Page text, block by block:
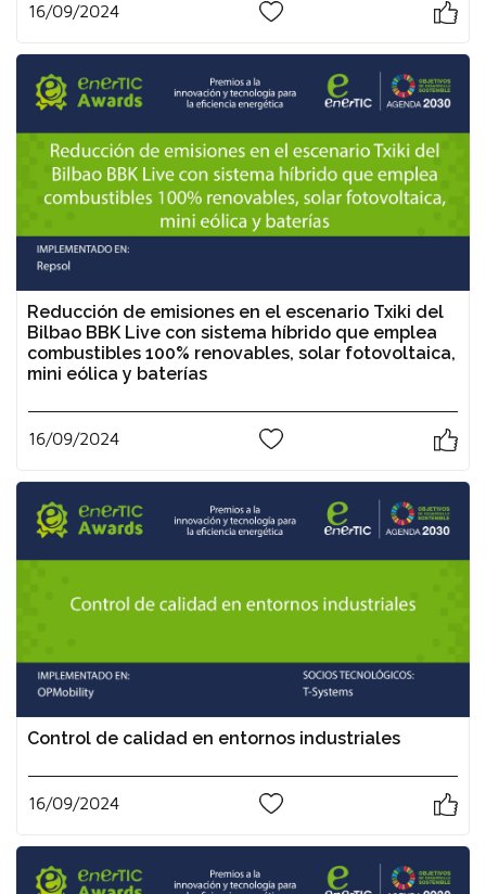
16/09/2024
Reducción de emisiones en el escenario Txiki del
Bilbao BBK Live con sistema híbrido que emplea
combustibles 100% renovables, solar fotovoltaica,
mini eólica y baterías
16/09/2024
Control de calidad en entornos industriales
16/09/2024